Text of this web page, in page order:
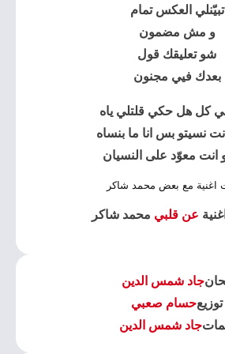
تبيّنلي العكس تمام
و مش مضمون
شو تعليقك قول
بعدك فيي مجنون
كل هل حكي قلتلي ياه
نسيتو بس انا ما بنساه
انت معوّد على النسيان
اغنية مع بعض محمد شاكر
عن قلبي محمد شاكر
جاد شمس الدين
توزيعحسام صعبي
جاد شمس الدين